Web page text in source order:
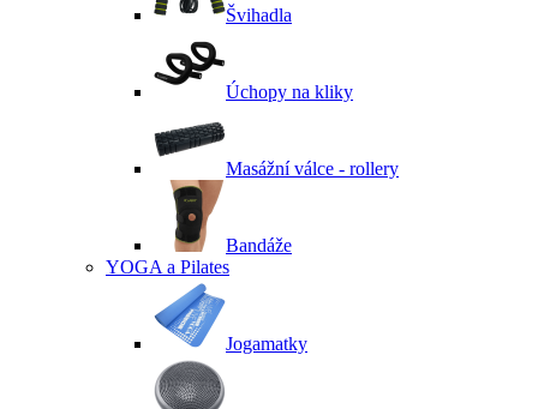
Švihadla
Úchopy na kliky
Masážní válce - rollery
Bandáže
YOGA a Pilates
Jogamatky